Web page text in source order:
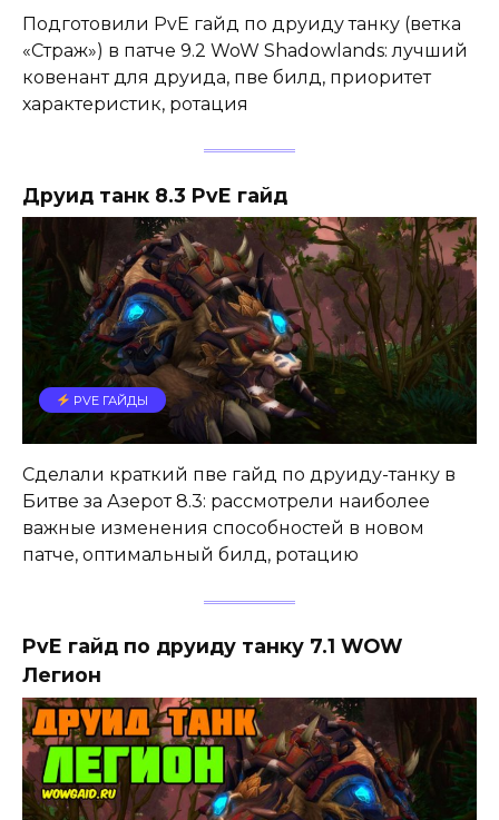
Подготовили PvE гайд по друиду танку (ветка
«Страж») в патче 9.2 WoW Shadowlands: лучший
ковенант для друида, пве билд, приоритет
характеристик, ротация
Друид танк 8.3 PvE гайд
PVE ГАЙДЫ
Сделали краткий пве гайд по друиду-танку в
Битве за Азерот 8.3: рассмотрели наиболее
важные изменения способностей в новом
патче, оптимальный билд, ротацию
PvE гайд по друиду танку 7.1 WOW
Легион